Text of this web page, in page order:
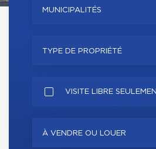
MUNICIPALITÉS
TYPE DE PROPRIÉTÉ
VISITE LIBRE
À VENDRE OU LOUER